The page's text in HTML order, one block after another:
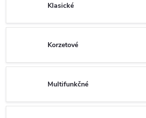
Klasické
Korzetové
Multifunkčné